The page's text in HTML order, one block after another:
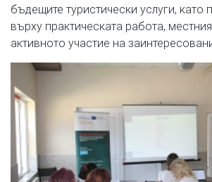
бъдещите туристически услуги, като
върху практическата работа,
активното участие на